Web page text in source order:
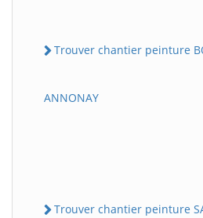
Trouver chantier peinture
ANNONAY
Trouver chantier peinture